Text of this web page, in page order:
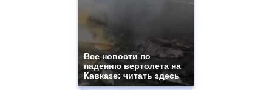
Все новости по
падению вертолета на
Кавказе: читать здесь